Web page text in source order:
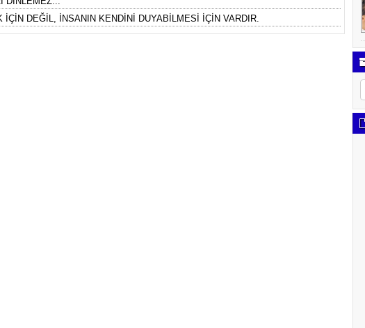
İÇİN DEĞİL, İNSANIN KENDİNİ DUYABİLMESİ İÇİN VARDIR.